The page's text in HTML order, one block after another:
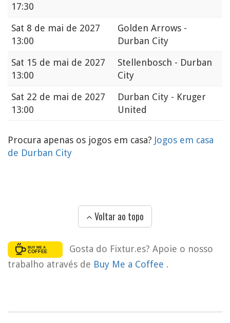
17:30
Sat 8 de mai de 2027
13:00
Golden Arrows -
Durban City
Sat 15 de mai de 2027
13:00
Stellenbosch - Durban
City
Sat 22 de mai de 2027
13:00
Durban City - Kruger
United
Procura apenas os jogos em casa? Jogos em casa
de Durban City
Voltar ao topo
Gosta do Fixtur.es? Apoie o nosso
trabalho através de Buy Me a Coffee .